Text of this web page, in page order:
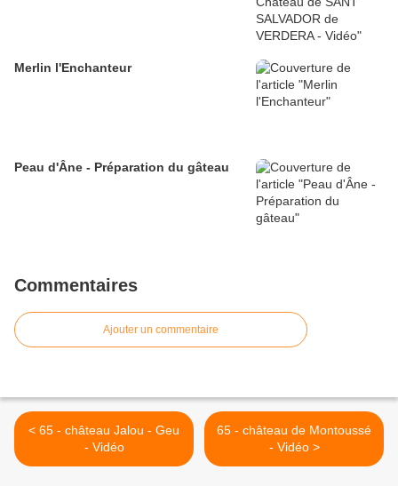
Merlin l'Enchanteur
Peau d'Âne - Préparation du gâteau
Commentaires
Ajouter un commentaire
< 65 - château Jalou - Geu
- Vidéo
65 - château de Montoussé
- Vidéo >